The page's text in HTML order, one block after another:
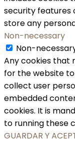
security features
store any
Non-necessary
Non-
Any cookies that
for the website
collect user
embedded
cookies. It is
to running these
GUARDAR Y